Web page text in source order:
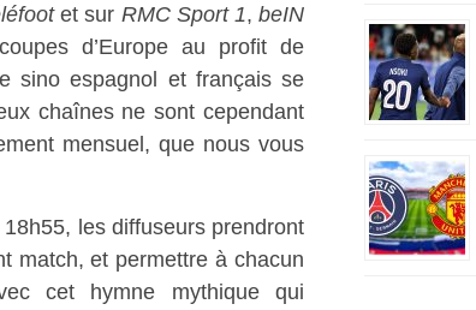
et sur RMC Sport 1, beIN
d’Europe au profit de
sino espagnol et français se
chaînes ne sont cependant
mensuel, que nous vous
les diffuseurs prendront
match, et permettre à chacun
cet hymne mythique qui